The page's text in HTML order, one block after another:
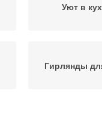
Уют в
Гирлянды